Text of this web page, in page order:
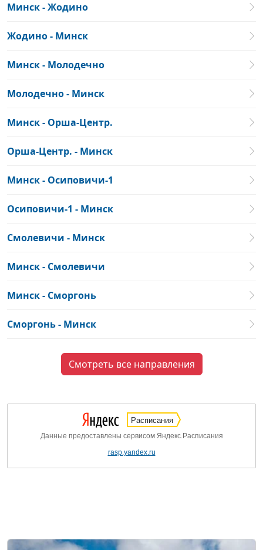
Минск - Жодино
Жодино - Минск
Минск - Молодечно
Молодечно - Минск
Минск - Орша-Центр.
Орша-Центр. - Минск
Минск - Осиповичи-1
Осиповичи-1 - Минск
Смолевичи - Минск
Минск - Смолевичи
Минск - Сморгонь
Сморгонь - Минск
Смотреть все направления
Расписания
Данные предоставлены сервисом Яндекс.Расписания
rasp.yandex.ru